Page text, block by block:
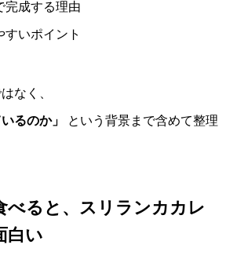
完成する理由
すいポイント
なく、
るのか」 という背景まで含めて整理
べると、スリランカカレ
白い